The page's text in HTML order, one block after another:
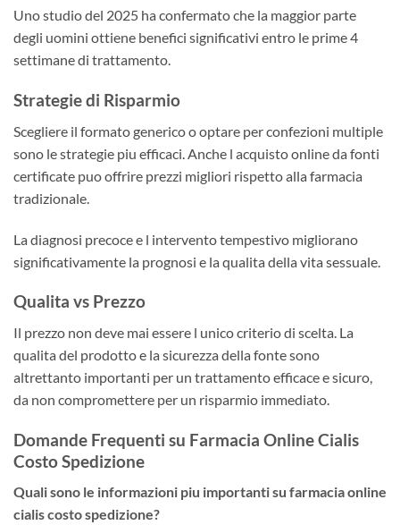
Uno studio del 2025 ha confermato che la maggior parte
degli uomini ottiene benefici significativi entro le prime 4
settimane di trattamento.
Strategie di Risparmio
Scegliere il formato generico o optare per confezioni multiple
sono le strategie piu efficaci. Anche l acquisto online da fonti
certificate puo offrire prezzi migliori rispetto alla farmacia
tradizionale.
La diagnosi precoce e l intervento tempestivo migliorano
significativamente la prognosi e la qualita della vita sessuale.
Qualita vs Prezzo
Il prezzo non deve mai essere l unico criterio di scelta. La
qualita del prodotto e la sicurezza della fonte sono
altrettanto importanti per un trattamento efficace e sicuro,
da non compromettere per un risparmio immediato.
Domande Frequenti su Farmacia Online Cialis
Costo Spedizione
Quali sono le informazioni piu importanti su farmacia online
cialis costo spedizione?